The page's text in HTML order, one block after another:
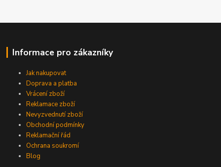
Informace pro zákazníky
Jak nakupovat
Doprava a platba
Vrácení zboží
Reklamace zboží
Nevyzvednutí zboží
Obchodní podmínky
Reklamační řád
Ochrana soukromí
Blog